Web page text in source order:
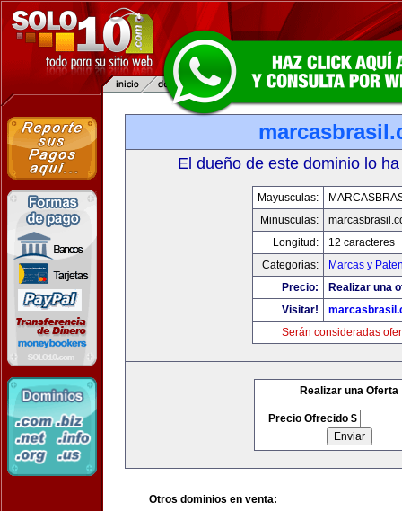
El dueño de este dominio lo
Mayusculas:
Minusculas:
Longitud:
12 caracteres
Categorias:
Marcas y
Precio:
Realizar una
Visitar!
Serán consideradas
Realizar una Oferta
Precio Ofrecido $
Otros dominios en venta: